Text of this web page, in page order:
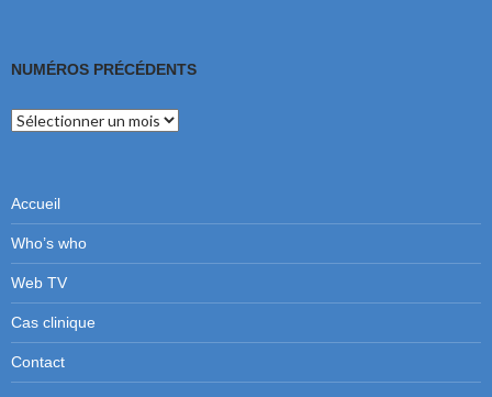
NUMÉROS PRÉCÉDENTS
Numéros
précédents
Accueil
Who’s who
Web TV
Cas clinique
Contact